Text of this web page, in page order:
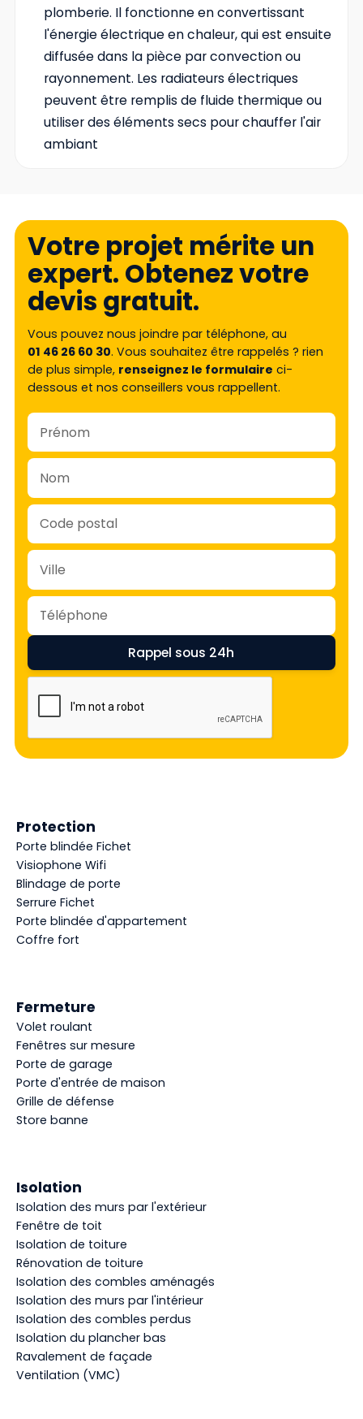
plomberie. Il fonctionne en convertissant
l'énergie électrique en chaleur, qui est ensuite
diffusée dans la pièce par convection ou
rayonnement. Les radiateurs électriques
peuvent être remplis de fluide thermique ou
utiliser des éléments secs pour chauffer l'air
ambiant
Votre projet mérite un
expert. Obtenez votre
devis gratuit.
Vous pouvez nous joindre par téléphone, au
01 46 26 60 30. Vous souhaitez être rappelés ? rien
de plus simple, renseignez le formulaire ci-
dessous et nos conseillers vous rappellent.
Protection
Porte blindée Fichet
Visiophone Wifi
Blindage de porte
Serrure Fichet
Porte blindée d'appartement
Coffre fort
Fermeture
Volet roulant
Fenêtres sur mesure
Porte de garage
Porte d'entrée de maison
Grille de défense
Store banne
Isolation
Isolation des murs par l'extérieur
Fenêtre de toit
Isolation de toiture
Rénovation de toiture
Isolation des combles aménagés
Isolation des murs par l'intérieur
Isolation des combles perdus
Isolation du plancher bas
Ravalement de façade
Ventilation (VMC)